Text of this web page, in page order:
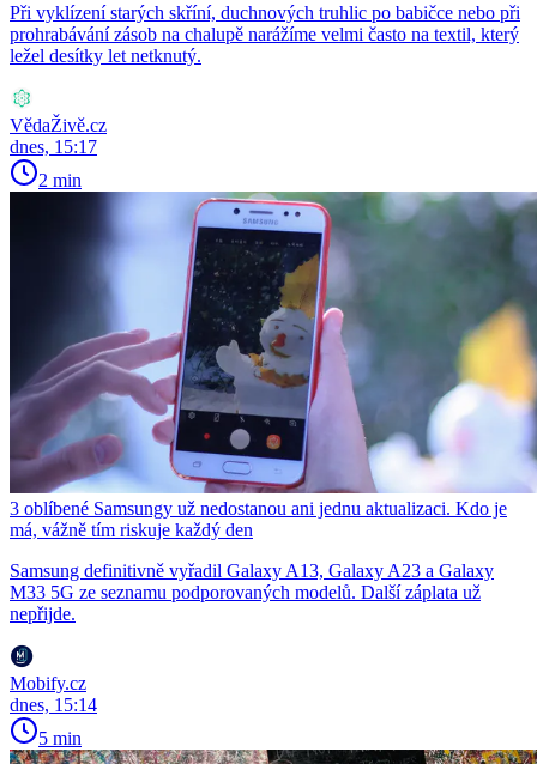
Při vyklízení starých skříní, duchnových truhlic po babičce nebo při
prohrabávání zásob na chalupě narážíme velmi často na textil, který
ležel desítky let netknutý.
VědaŽivě.cz
dnes, 15:17
2 min
3 oblíbené Samsungy už nedostanou ani jednu aktualizaci. Kdo je
má, vážně tím riskuje každý den
Samsung definitivně vyřadil Galaxy A13, Galaxy A23 a Galaxy
M33 5G ze seznamu podporovaných modelů. Další záplata už
nepřijde.
Mobify.cz
dnes, 15:14
5 min